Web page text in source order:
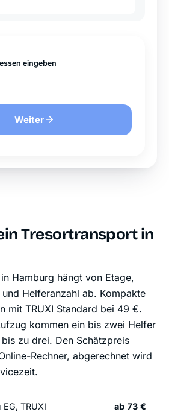
eingeben
Weiter
Tresortransport in
Hamburg hängt von Etage,
Helferanzahl ab. Kompakte
mit TRUXI Standard bei 49 €.
kommen ein bis zwei Helfer
zu drei. Den Schätzpreis
Rechner, abgerechnet wird
TRUXI
ab 73 €